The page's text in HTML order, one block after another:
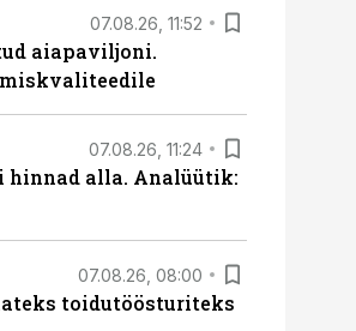
07.08.26, 11:52
aiapaviljoni.
07.08.26, 11:24
hinnad alla. Analüütik:
07.08.26, 08:00
toidutöösturiteks